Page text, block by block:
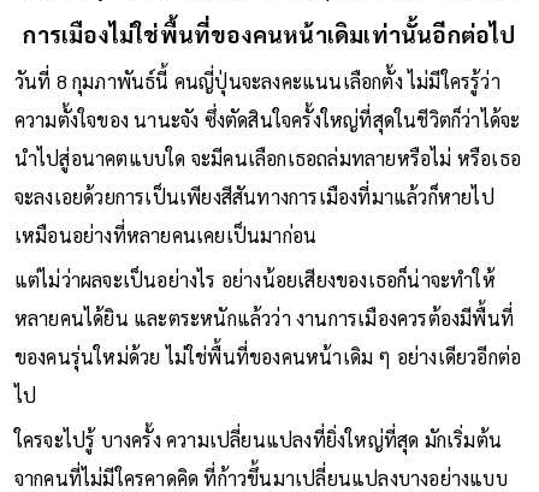
การเมืองไม่ใช่พื้นที่ของคนหน้าเดิมเท่านั้นอีกต่อไป
วันที่ 8 กุมภาพันธ์นี้ คนญี่ปุ่นจะลงคะแนนเลือกตั้ง ไม่มีใครรู้ว่า
ความตั้งใจของ นานะจัง ซึ่งตัดสินใจครั้งใหญ่ที่สุดในชีวิตก็ว่าได้จะ
นำไปสู่อนาคตแบบใด จะมีคนเลือกเธอถล่มทลายหรือไม่ หรือเธอ
จะลงเอยด้วยการเป็นเพียงสีสันทางการเมืองที่มาแล้วก็หายไป
เหมือนอย่างที่หลายคนเคยเป็นมาก่อน
แต่ไม่ว่าผลจะเป็นอย่างไร อย่างน้อยเสียงของเธอก็น่าจะทำให้
หลายคนได้ยิน และตระหนักแล้วว่า งานการเมืองควรต้องมีพื้นที่
ของคนรุ่นใหม่ด้วย ไม่ใช่พื้นที่ของคนหน้าเดิม ๆ อย่างเดียวอีกต่อ
ไป
ใครจะไปรู้ บางครั้ง ความเปลี่ยนแปลงที่ยิ่งใหญ่ที่สุด มักเริ่มต้น
จากคนที่ไม่มีใครคาดคิด ที่ก้าวขึ้นมาเปลี่ยนแปลงบางอย่างแบบ